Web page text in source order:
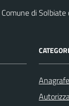
Comune di Solbiate